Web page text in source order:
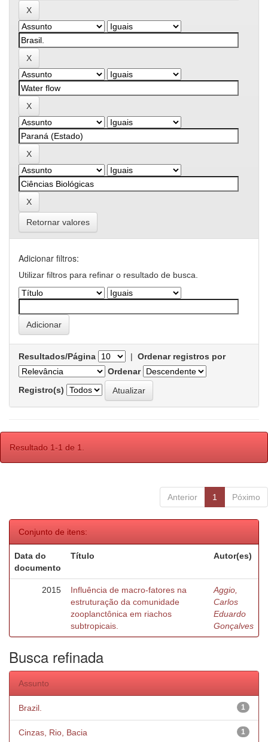
Retornar valores
Adicionar filtros:
Utilizar filtros para refinar o resultado de busca.
Resultados/Página | Ordenar registros por
Ordenar
Registro(s)
Resultado 1-1 de 1.
Anterior 1 Póximo
Conjunto de itens:
Data do
documento
Título Autor(es)
2015
Influência de macro-fatores na
estruturação da comunidade
zooplanctônica em riachos
subtropicais.
Aggio,
Carlos
Eduardo
Gonçalves
Busca refinada
Assunto
1
Brazil.
1
Cinzas, Rio, Bacia